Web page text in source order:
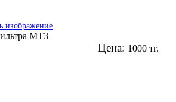
изображение
МТЗ
Цена: 1000 тг.